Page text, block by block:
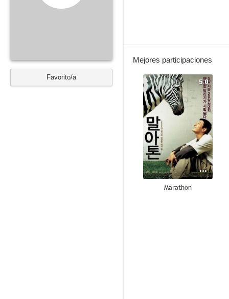
Favorito/a
Mejores participaciones
5.0
Marathon